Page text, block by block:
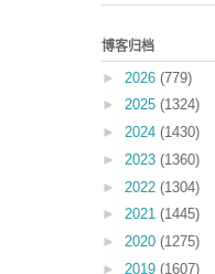
博客归档
► 2026 (779)
► 2025 (1324)
► 2024 (1430)
► 2023 (1360)
► 2022 (1304)
► 2021 (1445)
► 2020 (1275)
► 2019 (1607)